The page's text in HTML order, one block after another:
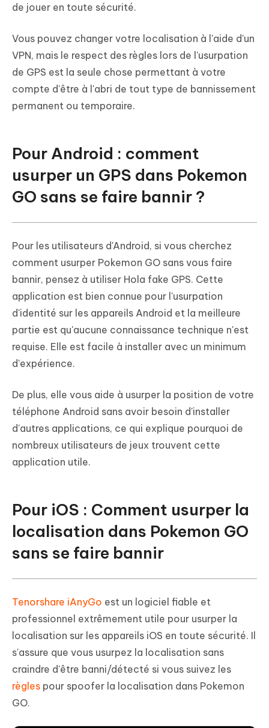
de jouer en toute sécurité.
Vous pouvez changer votre localisation à l'aide d'un
VPN, mais le respect des règles lors de l'usurpation
de GPS est la seule chose permettant à votre
compte d'être à l'abri de tout type de bannissement
permanent ou temporaire.
Pour Android : comment
usurper un GPS dans Pokemon
GO sans se faire bannir ?
Pour les utilisateurs d'Android, si vous cherchez
comment usurper Pokemon GO sans vous faire
bannir, pensez à utiliser Hola fake GPS. Cette
application est bien connue pour l'usurpation
d'identité sur les appareils Android et la meilleure
partie est qu'aucune connaissance technique n'est
requise. Elle est facile à installer avec un minimum
d'expérience.
De plus, elle vous aide à usurper la position de votre
téléphone Android sans avoir besoin d'installer
d'autres applications, ce qui explique pourquoi de
nombreux utilisateurs de jeux trouvent cette
application utile.
Pour iOS : Comment usurper la
localisation dans Pokemon GO
sans se faire bannir
Tenorshare iAnyGo est un logiciel fiable et
professionnel extrêmement utile pour usurper la
localisation sur les appareils iOS en toute sécurité. Il
s'assure que vous usurpez la localisation sans
craindre d'être banni/détecté si vous suivez les
règles pour spoofer la localisation dans Pokemon
GO.